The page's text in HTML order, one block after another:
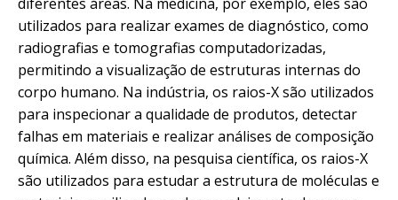
utilizados para realizar exames de diagnóstico, como
radiografias e tomografias computadorizadas,
permitindo a visualização de estruturas internas do
corpo humano. Na indústria, os raios-X são utilizados
para inspecionar a qualidade de produtos, detectar
falhas em materiais e realizar análises de composição
química. Além disso, na pesquisa científica, os raios-X
são utilizados para estudar a estrutura de moléculas e